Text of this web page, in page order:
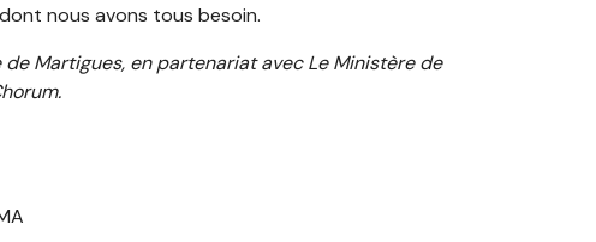
nous avons tous besoin.
Martigues, en partenariat avec Le Ministère de